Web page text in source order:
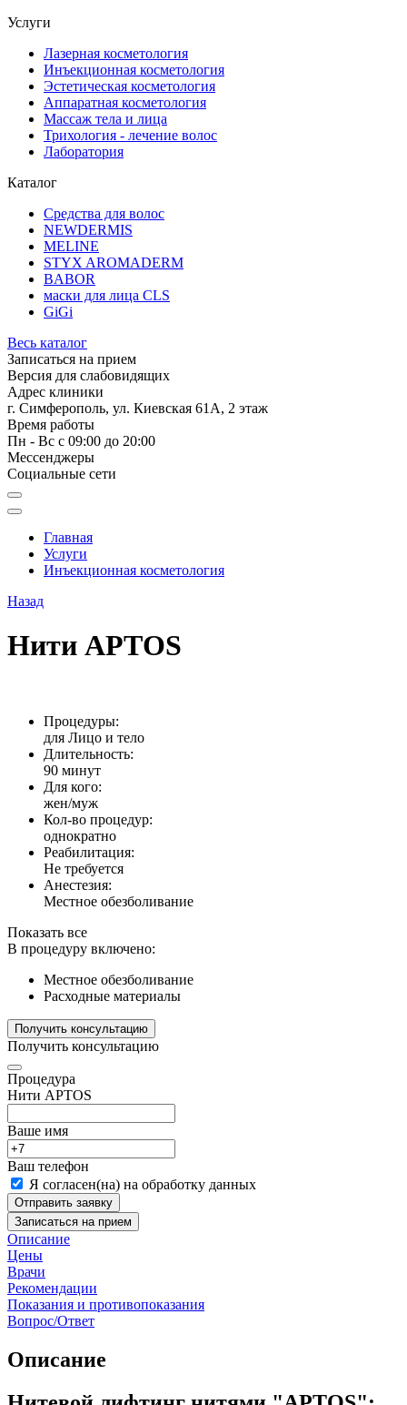
Услуги
Лазерная косметология
Инъекционная косметология
Эстетическая косметология
Аппаратная косметология
Массаж тела и лица
Трихология - лечение волос
Лаборатория
Каталог
Средства для волос
NEWDERMIS
MELINE
STYX AROMADERM
BABOR
маски для лица CLS
GiGi
Весь каталог
Записаться на прием
Версия для слабовидящих
Адрес клиники
г. Симферополь, ул. Киевская 61А, 2 этаж
Время работы
Пн - Вс с 09:00 до 20:00
Мессенджеры
Социальные сети
Главная
Услуги
Инъекционная косметология
Назад
Нити АРТОS
Процедуры:
для Лицо и тело
Длительность:
90 минут
Для кого:
жен/муж
Кол-во процедур:
однократно
Реабилитация:
Не требуется
Анестезия:
Местное обезболивание
Показать все
В процедуру включено:
Местное обезболивание
Расходные материалы
Получить консультацию
Получить консультацию
Процедура
Нити АРТОS
Ваше имя
Ваш телефон
Я согласен(на) на обработку данных
Отправить заявку
Записаться на прием
Описание
Цены
Врачи
Рекомендации
Показания и противопоказания
Вопрос/Ответ
Описание